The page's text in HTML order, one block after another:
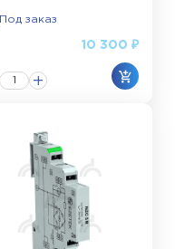
Под заказ
10 300 ₽